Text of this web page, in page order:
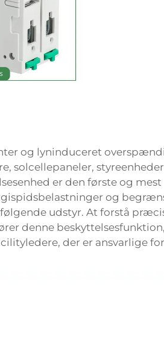
og lyninduceret
solcellepaneler,
er den første og mest
og
udstyr. At forstå
denne
der er ansvarlige for